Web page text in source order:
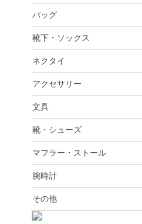
バッグ
靴下・ソックス
ネクタイ
アクセサリー
文具
靴・シューズ
マフラー・ストール
腕時計
その他